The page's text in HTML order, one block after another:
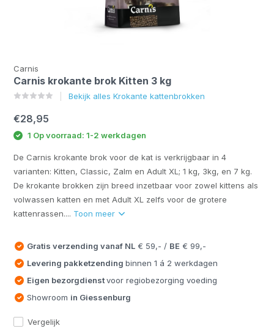
Carnis
Carnis krokante brok Kitten 3 kg
Bekijk alles Krokante kattenbrokken
€28,95
1 Op voorraad: 1-2 werkdagen
De Carnis krokante brok voor de kat is verkrijgbaar in 4
varianten: Kitten, Classic, Zalm en Adult XL; 1 kg, 3kg, en 7 kg.
De krokante brokken zijn breed inzetbaar voor zowel kittens als
volwassen katten en met Adult XL zelfs voor de grotere
kattenrassen.... Toon meer
Gratis verzending vanaf NL € 59,- / BE € 99,-
Levering pakketzendingbinnen 1 á 2 werkdagen
Eigen bezorgdienstvoor regiobezorging voeding
Showroom in Giessenburg
Vergelijk